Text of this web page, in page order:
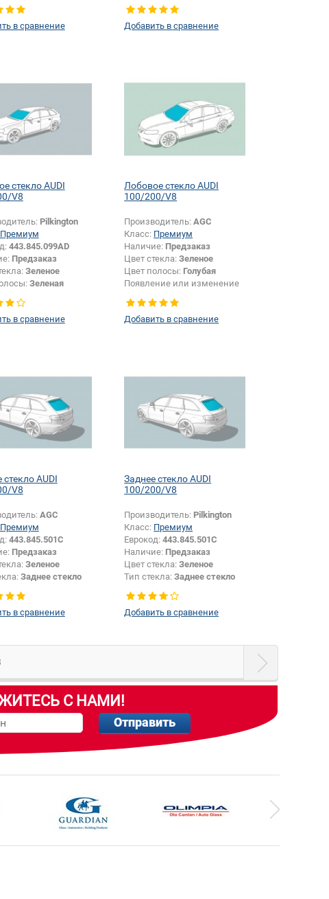
в сравнение Добавить в сравнение
стекло AUDI
V8
Pilkington
Премиум
443.845.099AD
Предзаказ
Зеленое
Зеленая
зеркала:
в сравнение
Лобовое стекло AUDI
100/200/V8
Производитель:AGC
Класс: Премиум
Наличие: Предзаказ
Цвет стекла:Зеленое
Цвет полосы: Голубая
Появление или изменение
Добавить в сравнение
стекло AUDI
V8
AGC
Премиум
443.845.501C
Предзаказ
Зеленое
Заднее стекло
в сравнение
Заднее стекло AUDI
100/200/V8
Производитель: Pilkington
Класс: Премиум
Еврокод:443.845.501C
Наличие: Предзаказ
Цвет стекла:Зеленое
Тип стекла:Заднее стекло
Добавить в сравнение
С НАМИ!
Отправить